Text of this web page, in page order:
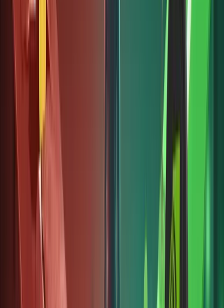
càng
nhiều
nền tảng
cho